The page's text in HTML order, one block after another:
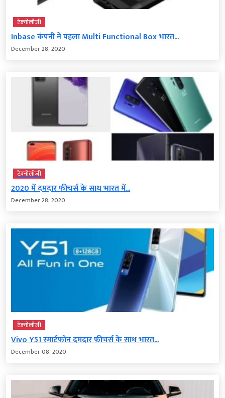
टेक्‍नोलॉजी
Inbase कंपनी ने पहला Multi Functional Box भारत...
December 28, 2020
टेक्‍नोलॉजी
2020 में दमदार फीचर्स के साथ भारत में...
December 28, 2020
टेक्‍नोलॉजी
Vivo Y51 स्‍मार्टफोन दमदार फीचर्स के साथ भारत...
December 08, 2020